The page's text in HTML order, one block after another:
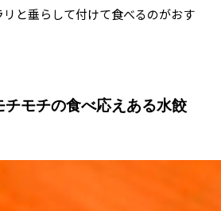
と垂らして付けて食べるのがおす
チモチの食べ応えある水餃